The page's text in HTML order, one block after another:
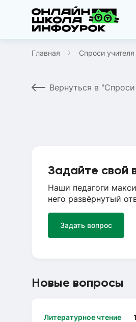
Главная Спроси учителя
Вернуться в
Задайте свой
Наши педагоги
него развёрнутый
Задать вопрос
Новые вопросы
Литературное чтение